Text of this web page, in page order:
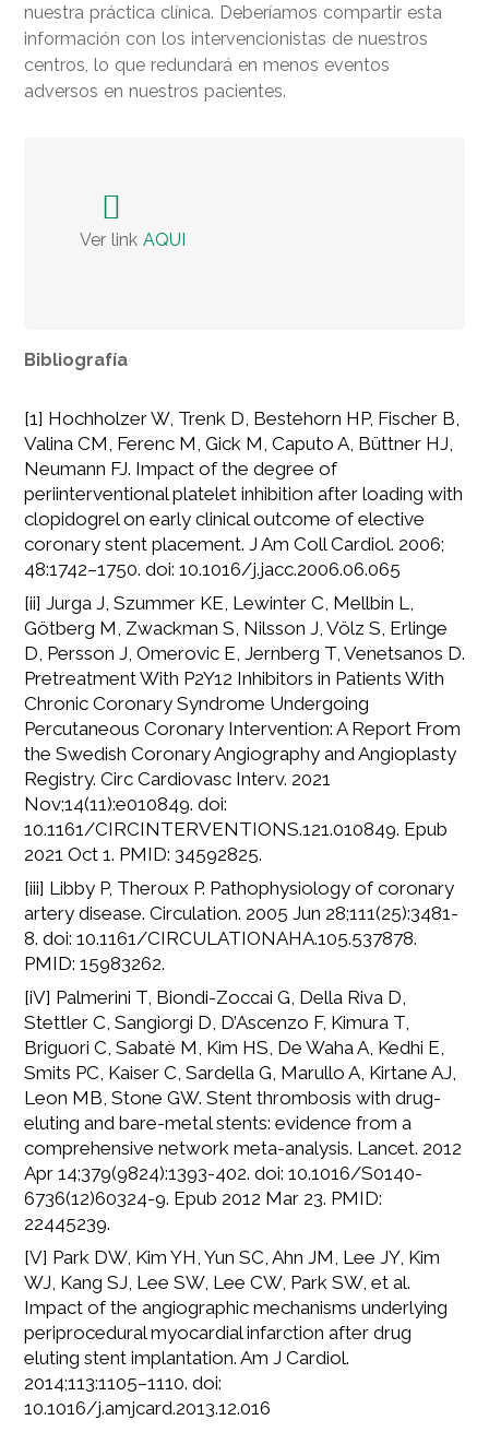
nuestra práctica clínica. Deberíamos compartir esta
información con los intervencionistas de nuestros
centros, lo que redundará en menos eventos
adversos en nuestros pacientes.
Ver link AQUI
Bibliografía
[1] Hochholzer W, Trenk D, Bestehorn HP, Fischer B,
Valina CM, Ferenc M, Gick M, Caputo A, Büttner HJ,
Neumann FJ. Impact of the degree of
periinterventional platelet inhibition after loading with
clopidogrel on early clinical outcome of elective
coronary stent placement. J Am Coll Cardiol. 2006;
48:1742–1750. doi: 10.1016/j.jacc.2006.06.065
[ii] Jurga J, Szummer KE, Lewinter C, Mellbin L,
Götberg M, Zwackman S, Nilsson J, Völz S, Erlinge
D, Persson J, Omerovic E, Jernberg T, Venetsanos D.
Pretreatment With P2Y12 Inhibitors in Patients With
Chronic Coronary Syndrome Undergoing
Percutaneous Coronary Intervention: A Report From
the Swedish Coronary Angiography and Angioplasty
Registry. Circ Cardiovasc Interv. 2021
Nov;14(11):e010849. doi:
10.1161/CIRCINTERVENTIONS.121.010849. Epub
2021 Oct 1. PMID: 34592825.
[iii] Libby P, Theroux P. Pathophysiology of coronary
artery disease. Circulation. 2005 Jun 28;111(25):3481-
8. doi: 10.1161/CIRCULATIONAHA.105.537878.
PMID: 15983262.
[iV] Palmerini T, Biondi-Zoccai G, Della Riva D,
Stettler C, Sangiorgi D, D’Ascenzo F, Kimura T,
Briguori C, Sabatè M, Kim HS, De Waha A, Kedhi E,
Smits PC, Kaiser C, Sardella G, Marullo A, Kirtane AJ,
Leon MB, Stone GW. Stent thrombosis with drug-
eluting and bare-metal stents: evidence from a
comprehensive network meta-analysis. Lancet. 2012
Apr 14;379(9824):1393-402. doi: 10.1016/S0140-
6736(12)60324-9. Epub 2012 Mar 23. PMID:
22445239.
[V] Park DW, Kim YH, Yun SC, Ahn JM, Lee JY, Kim
WJ, Kang SJ, Lee SW, Lee CW, Park SW, et al.
Impact of the angiographic mechanisms underlying
periprocedural myocardial infarction after drug
eluting stent implantation. Am J Cardiol.
2014;113:1105–1110. doi:
10.1016/j.amjcard.2013.12.016